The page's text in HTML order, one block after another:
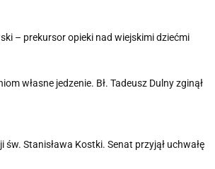
– prekursor opieki nad wiejskimi dziećmi
własne jedzenie. Bł. Tadeusz Dulny zginął
Stanisława Kostki. Senat przyjął uchwałę